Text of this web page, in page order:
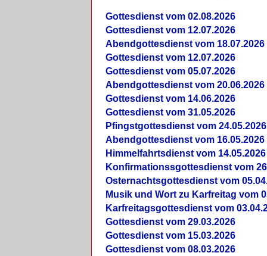
Gottesdienst vom 02.08.2026
Gottesdienst vom 12.07.2026
Abendgottesdienst vom 18.07.2026
Gottesdienst vom 12.07.2026
Gottesdienst vom 05.07.2026
Abendgottesdienst vom 20.06.2026
Gottesdienst vom 14.06.2026
Gottesdienst vom 31.05.2026
Pfingstgottesdienst vom 24.05.2026
Abendgottesdienst vom 16.05.2026
Himmelfahrtsdienst vom 14.05.2026
Konfirmationssgottesdienst vom
Osternachtsgottesdienst vom
Musik und Wort zu Karfreitag vom
Karfreitagsgottesdienst vom
Gottesdienst vom 29.03.2026
Gottesdienst vom 15.03.2026
Gottesdienst vom 08.03.2026